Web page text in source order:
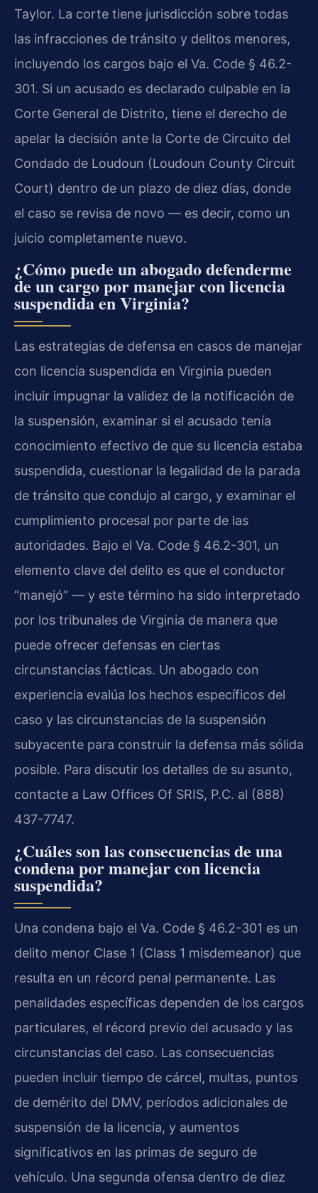
Taylor. La corte tiene jurisdicción sobre todas
las infracciones de tránsito y delitos menores,
incluyendo los cargos bajo el Va. Code § 46.2-
301. Si un acusado es declarado culpable en la
Corte General de Distrito, tiene el derecho de
apelar la decisión ante la Corte de Circuito del
Condado de Loudoun (Loudoun County Circuit
Court) dentro de un plazo de diez días, donde
el caso se revisa de novo — es decir, como un
juicio completamente nuevo.
¿Cómo puede un abogado defenderme
de un cargo por manejar con licencia
suspendida en Virginia?
Las estrategias de defensa en casos de manejar
con licencia suspendida en Virginia pueden
incluir impugnar la validez de la notificación de
la suspensión, examinar si el acusado tenía
conocimiento efectivo de que su licencia estaba
suspendida, cuestionar la legalidad de la parada
de tránsito que condujo al cargo, y examinar el
cumplimiento procesal por parte de las
autoridades. Bajo el Va. Code § 46.2-301, un
elemento clave del delito es que el conductor
“manejó” — y este término ha sido interpretado
por los tribunales de Virginia de manera que
puede ofrecer defensas en ciertas
circunstancias fácticas. Un abogado con
experiencia evalúa los hechos específicos del
caso y las circunstancias de la suspensión
subyacente para construir la defensa más sólida
posible. Para discutir los detalles de su asunto,
contacte a Law Offices Of SRIS, P.C. al (888)
437-7747.
¿Cuáles son las consecuencias de una
condena por manejar con licencia
suspendida?
Una condena bajo el Va. Code § 46.2-301 es un
delito menor Clase 1 (Class 1 misdemeanor) que
resulta en un récord penal permanente. Las
penalidades específicas dependen de los cargos
particulares, el récord previo del acusado y las
circunstancias del caso. Las consecuencias
pueden incluir tiempo de cárcel, multas, puntos
de demérito del DMV, períodos adicionales de
suspensión de la licencia, y aumentos
significativos en las primas de seguro de
vehículo. Una segunda ofensa dentro de diez